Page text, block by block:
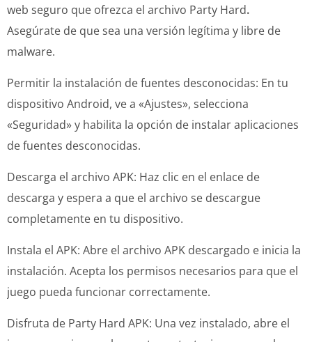
web seguro que ofrezca el archivo Party Hard.
Asegúrate de que sea una versión legítima y libre de
malware.
Permitir la instalación de fuentes desconocidas: En tu
dispositivo Android, ve a «Ajustes», selecciona
«Seguridad» y habilita la opción de instalar aplicaciones
de fuentes desconocidas.
Descarga el archivo APK: Haz clic en el enlace de
descarga y espera a que el archivo se descargue
completamente en tu dispositivo.
Instala el APK: Abre el archivo APK descargado e inicia la
instalación. Acepta los permisos necesarios para que el
juego pueda funcionar correctamente.
Disfruta de Party Hard APK: Una vez instalado, abre el